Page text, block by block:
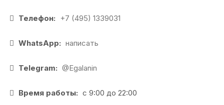
Телефон: +7 (495) 1339031
WhatsApp: написать
Telegram: @Egalanin
Время работы: с 9:00 до 22:00